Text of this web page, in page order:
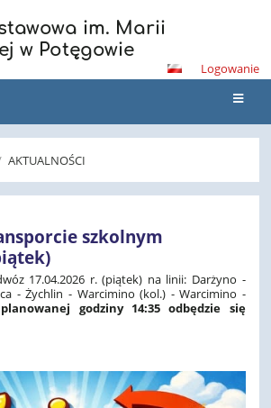
im. Marii
w Potęgowie
Logowanie
AKTUALNOŚCI
szkolnym
17.04.2026 r. (piątek) na linii: Darżyno -
- Żychlin - Warcimino (kol.) - Warcimino -
godziny 14:35 odbędzie się